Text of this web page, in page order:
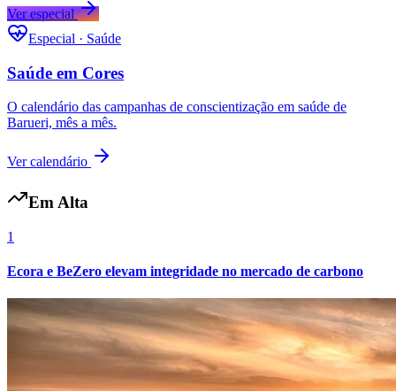
Grêmio
Ver especial
Especial · Saúde
Saúde em Cores
O calendário das campanhas de conscientização em saúde de
Barueri, mês a mês.
Ver calendário
Em Alta
1
Ecora e BeZero elevam integridade no mercado de carbono